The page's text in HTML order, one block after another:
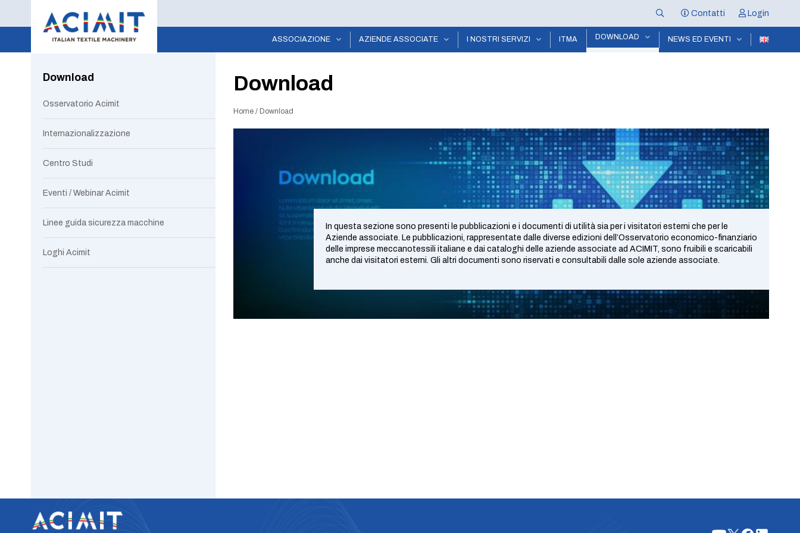
Contatti Login
ASSOCIAZIONE AZIENDE ASSOCIATE I NOSTRI SERVIZI ITMA DOWNLOAD NEWS ED EVENTI
Download
Home / Download
In questa sezione sono presenti le pubblicazioni e i documenti di utilità sia per i visitatori esterni che per le
Aziende associate. Le pubblicazioni, rappresentate dalle diverse edizioni dell’Osservatorio economico-finanziario
delle imprese meccanotessili italiane e dai cataloghi delle aziende associate ad ACIMIT, sono fruibili e scaricabili
anche dai visitatori esterni. Gli altri documenti sono riservati e consultabili dalle sole aziende associate.
Download
Osservatorio Acimit
Internazionalizzazione
Centro Studi
Eventi / Webinar Acimit
Linee guida sicurezza macchine
Loghi Acimit